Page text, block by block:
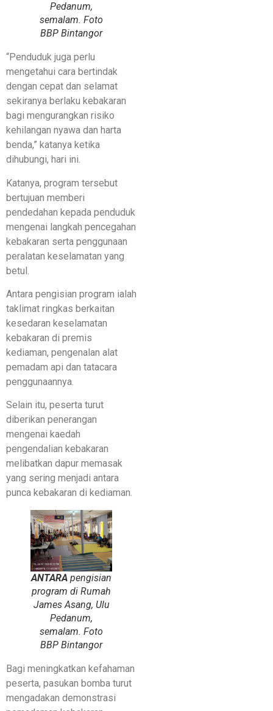
Pedanum,
semalam. Foto
BBP Bintangor
“Penduduk juga perlu
mengetahui cara bertindak
dengan cepat dan selamat
sekiranya berlaku kebakaran
bagi mengurangkan risiko
kehilangan nyawa dan harta
benda,” katanya ketika
dihubungi, hari ini.
Katanya, program tersebut
bertujuan memberi
pendedahan kepada penduduk
mengenai langkah pencegahan
kebakaran serta penggunaan
peralatan keselamatan yang
betul.
Antara pengisian program ialah
taklimat ringkas berkaitan
kesedaran keselamatan
kebakaran di premis
kediaman, pengenalan alat
pemadam api dan tatacara
penggunaannya.
Selain itu, peserta turut
diberikan penerangan
mengenai kaedah
pengendalian kebakaran
melibatkan dapur memasak
yang sering menjadi antara
punca kebakaran di kediaman.
ANTARA pengisian
program di Rumah
James Asang, Ulu
Pedanum,
semalam. Foto
BBP Bintangor
Bagi meningkatkan kefahaman
peserta, pasukan bomba turut
mengadakan demonstrasi